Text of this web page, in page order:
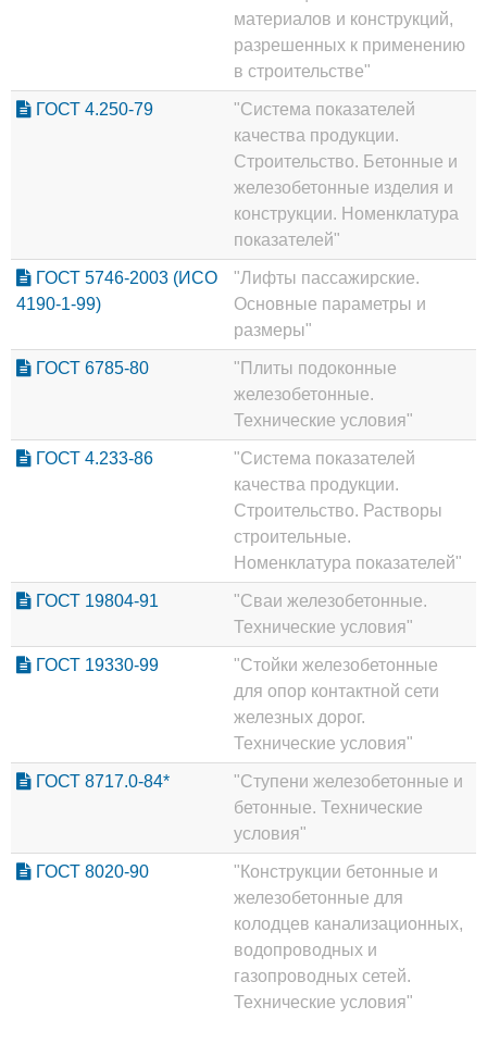
материалов и конструкций,
разрешенных к применению
в строительстве"
ГОСТ 4.250-79
"Система показателей
качества продукции.
Строительство. Бетонные и
железобетонные изделия и
конструкции. Номенклатура
показателей"
ГОСТ 5746-2003 (ИСО
4190-1-99)
"Лифты пассажирские.
Основные параметры и
размеры"
ГОСТ 6785-80
"Плиты подоконные
железобетонные.
Технические условия"
ГОСТ 4.233-86
"Система показателей
качества продукции.
Строительство. Растворы
строительные.
Номенклатура показателей"
ГОСТ 19804-91
"Сваи железобетонные.
Технические условия"
ГОСТ 19330-99
"Стойки железобетонные
для опор контактной сети
железных дорог.
Технические условия"
ГОСТ 8717.0-84*
"Ступени железобетонные и
бетонные. Технические
условия"
ГОСТ 8020-90
"Конструкции бетонные и
железобетонные для
колодцев канализационных,
водопроводных и
газопроводных сетей.
Технические условия"